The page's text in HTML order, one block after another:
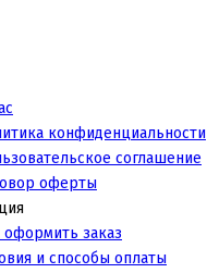
конфиденциальности
соглашение
оферты
оформить заказ
и способы оплаты